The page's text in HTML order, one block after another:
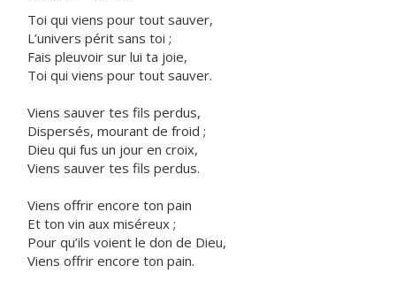
Toi qui viens pour tout sauver,
L’univers périt sans toi ;
Fais pleuvoir sur lui ta joie,
Toi qui viens pour tout sauver.
Viens sauver tes fils perdus,
Dispersés, mourant de froid ;
Dieu qui fus un jour en croix,
Viens sauver tes fils perdus.
Viens offrir encore ton pain
Et ton vin aux miséreux ;
Pour qu’ils voient le don de Dieu,
Viens offrir encore ton pain.